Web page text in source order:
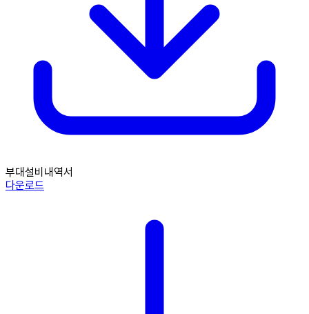
부대설비내역서
다운로드